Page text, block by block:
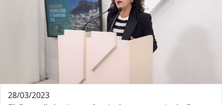
28/03/2023